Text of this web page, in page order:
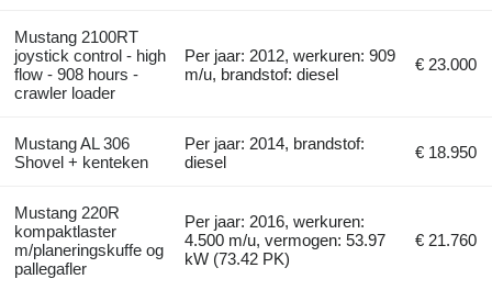
Mustang 2100RT
joystick control - high
flow - 908 hours -
crawler loader
Per jaar: 2012, werkuren: 909
m/u, brandstof: diesel
€ 23.000
Mustang AL 306
Shovel + kenteken
Per jaar: 2014, brandstof:
diesel
€ 18.950
Mustang 220R
kompaktlaster
m/planeringskuffe og
pallegafler
Per jaar: 2016, werkuren:
4.500 m/u, vermogen: 53.97
kW (73.42 PK)
€ 21.760